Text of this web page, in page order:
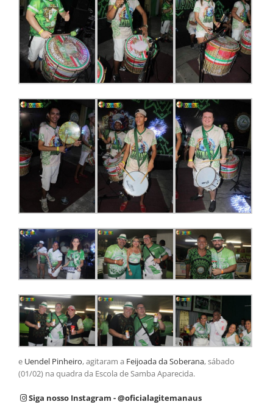
e Uendel Pinheiro, agitaram a Feijoada da Soberana, sábado
(01/02) na quadra da Escola de Samba Aparecida.
Siga nosso Instagram - @oficialagitemanaus